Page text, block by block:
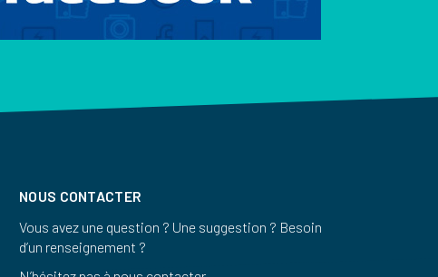
NOUS CONTACTER
Vous avez une question ? Une suggestion ? Besoin
d’un renseignement ?